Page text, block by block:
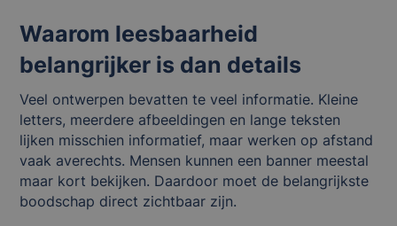
Waarom leesbaarheid
belangrijker is dan details
Veel ontwerpen bevatten te veel informatie. Kleine
letters, meerdere afbeeldingen en lange teksten
lijken misschien informatief, maar werken op afstand
vaak averechts. Mensen kunnen een banner meestal
maar kort bekijken. Daardoor moet de belangrijkste
boodschap direct zichtbaar zijn.